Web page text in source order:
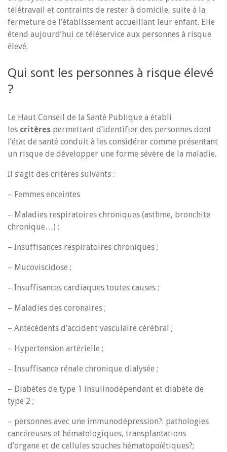
télétravail et contraints de rester à domicile, suite à la
fermeture de l’établissement accueillant leur enfant. Elle
étend aujourd’hui ce téléservice aux personnes à risque
élevé.
Qui sont les personnes à risque élevé
?
Le Haut Conseil de la Santé Publique a établi
les critères permettant d’identifier des personnes dont
l’état de santé conduit à les considérer comme présentant
un risque de développer une forme sévère de la maladie.
Il s’agit des critères suivants :
– Femmes enceintes
– Maladies respiratoires chroniques (asthme, bronchite
chronique…) ;
– Insuffisances respiratoires chroniques ;
– Mucoviscidose ;
– Insuffisances cardiaques toutes causes ;
– Maladies des coronaires ;
– Antécédents d’accident vasculaire cérébral ;
– Hypertension artérielle ;
– Insuffisance rénale chronique dialysée ;
– Diabètes de type 1 insulinodépendant et diabète de
type 2 ;
– personnes avec une immunodépression?: pathologies
cancéreuses et hématologiques, transplantations
d’organe et de cellules souches hématopoïétiques?;